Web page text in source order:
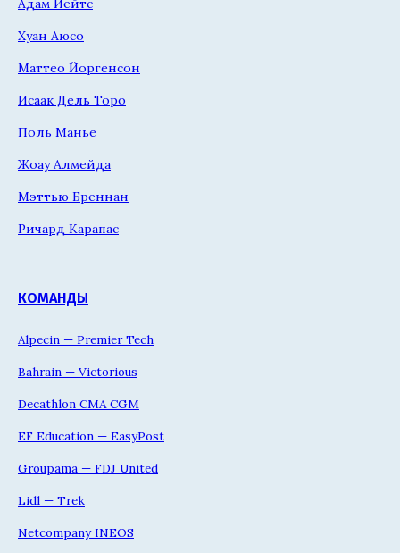
Адам Йейтс
Хуан Аюсо
Маттео Йоргенсон
Исаак Дель Торо
Поль Манье
Жоау Алмейда
Мэттью Бреннан
Ричард Карапас
КОМАНДЫ
Alpecin — Premier Tech
Bahrain — Victorious
Decathlon CMA CGM
EF Education — EasyPost
Groupama — FDJ United
Lidl — Trek
Netcompany INEOS